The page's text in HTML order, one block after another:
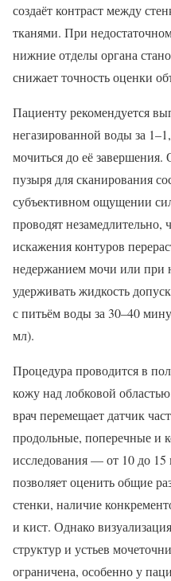
создаёт контраст между
тканями. При
нижние отделы органа
снижает точность оценки
Пациенту рекомендуется
негазированной воды за
мочиться до её
пузыря для сканирования
субъективном ощущении
проводят незамедлительно,
искажения контуров
недержанием мочи или при
удерживать жидкость
с питьём воды за 30–40
мл).
Процедура проводится в
кожу над лобковой
врач перемещает датчик
продольные, поперечные и
исследования — от 10 до
позволяет оценить общие
стенки, наличие
и кист. Однако
структур и устьев
ограничена, особенно у